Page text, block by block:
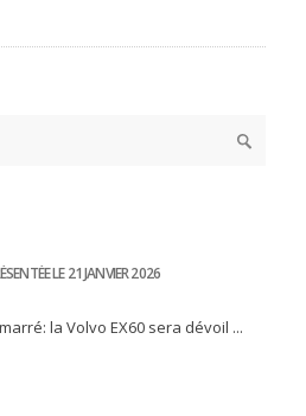
LE 21 JANVIER 2026
la Volvo EX60 sera dévoil ...